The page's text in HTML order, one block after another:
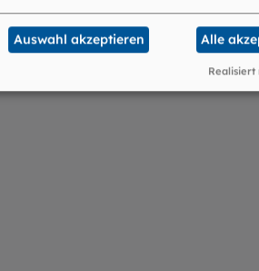
Auswahl akzeptieren Alle
Realisiert